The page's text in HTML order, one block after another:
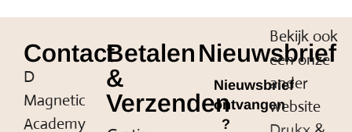
Contact
D
Magnetic
Academy
Betalen
&
Verzenden
Nieuwsbrief
Nieuwsbrief
ontvangen
?
Bekijk ook
een onze
ander
website